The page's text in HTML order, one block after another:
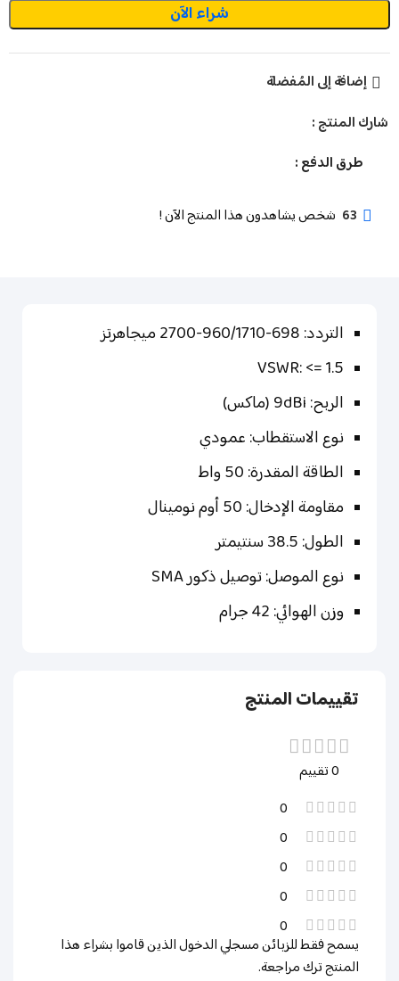
شراء الآن
إضافة إلى المُفضلة
شارك المنتج :
63 شخص يشاهدون هذا المنتج الآن !
طرق الدفع :
التردد: 698-960/1710-2700 ميجاهرتز
VSWR: <= 1.5
الربح: 9dBi (ماكس)
نوع الاستقطاب: عمودي
الطاقة المقدرة: 50 واط
مقاومة الإدخال: 50 أوم نومينال
الطول: 38.5 سنتيمتر
نوع الموصل: توصيل ذكور SMA
وزن الهوائي: 42 جرام
تقييمات المنتج
0 تقييم
0
0
0
0
0
يسمح فقط للزبائن مسجلي الدخول الذين قاموا بشراء هذا
المنتج ترك مراجعة.